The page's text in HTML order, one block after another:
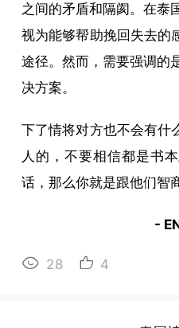
之间的矛盾和隔阂。在泰
视为能够帮助挽回失去的
途径。然而，需要强调的
决方案。
下了情将对方也不会有什
人的，不要相信都是书
话，那么你就是跟他们智
-
28 4